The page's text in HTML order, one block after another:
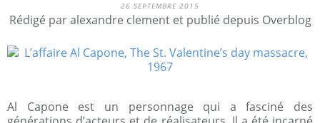
26 SEPTEMBRE 2015
Rédigé par alexandre clement et publié depuis Overblog
Al Capone est un personnage qui a fasciné des